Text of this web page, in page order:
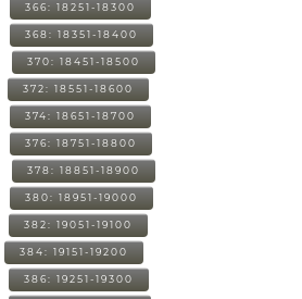
366: 18251-18300
368: 18351-18400
370: 18451-18500
372: 18551-18600
374: 18651-18700
376: 18751-18800
378: 18851-18900
380: 18951-19000
382: 19051-19100
384: 19151-19200
386: 19251-19300